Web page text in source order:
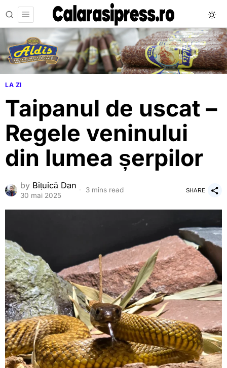
LA ZI
Taipanul de uscat –
Regele veninului
din lumea șerpilor
by Bițuică Dan
30 mai 2025
3 mins read SHARE